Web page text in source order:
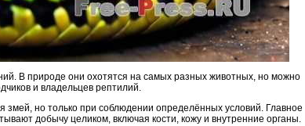
В природе они охотятся на самых разных животных, но можно
и владельцев рептилий.
но только при соблюдении определённых условий. Главное
добычу целиком, включая кости, кожу и внутренние органы.